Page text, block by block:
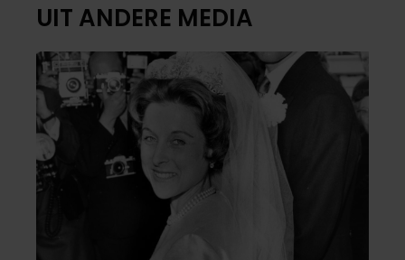
UIT ANDERE MEDIA